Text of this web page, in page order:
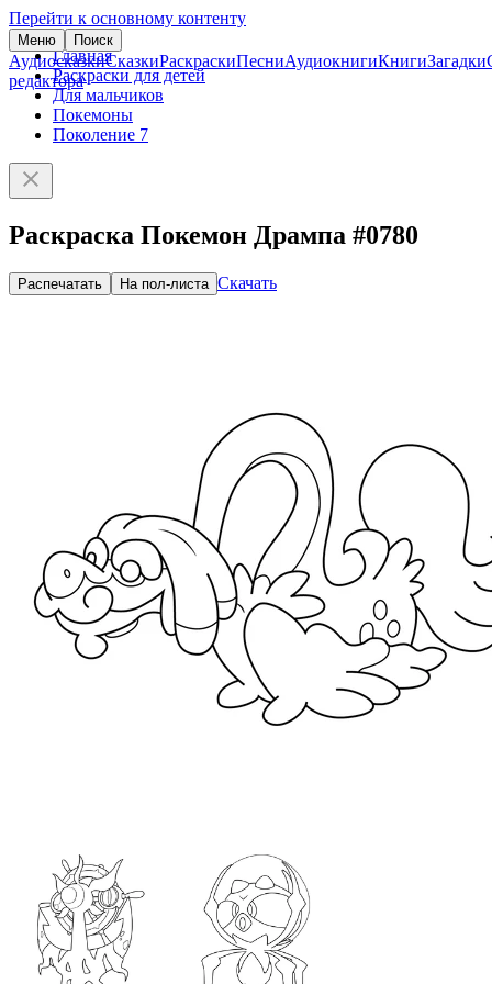
Перейти к основному контенту
Меню Поиск
АудиосказкиСказкиРаскраскиПесниАудиокнигиКнигиЗагадки
редактора
Главная
Раскраски для детей
Для мальчиков
Покемоны
Поколение 7
Раскраска Покемон Дрампа #0780
Распечатать На пол-листа Скачать